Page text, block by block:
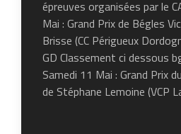
épreuves organisées par le
Mai : Grand Prix de Bégles
Brisse (CC Périgueux
GD Classement ci dessous
Samedi 11 Mai : Grand Prix
de Stéphane Lemoine (VCP